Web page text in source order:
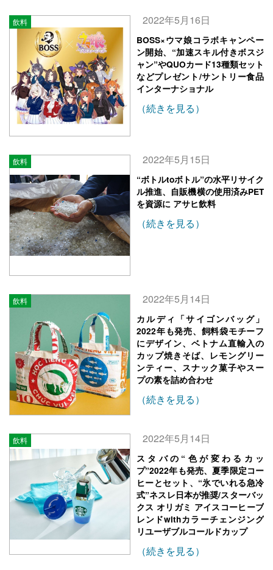
飲料 2022年5月16日
BOSS×ウマ娘コラボキャンペー
ン開始、“加速スキル付きボスジ
ャン”やQUOカード13種類セット
などプレゼント/サントリー食品
インターナショナル
（続きを見る）
飲料 2022年5月15日
“ボトルtoボトル”の水平リサイク
ル推進、自販機横の使用済みPET
を資源に アサヒ飲料
（続きを見る）
飲料 2022年5月14日
カルディ「サイゴンバッグ」
2022年も発売、飼料袋モチーフ
にデザイン、ベトナム直輸入の
カップ焼きそば、レモングリー
ンティー、スナック菓子やスー
プの素を詰め合わせ
（続きを見る）
飲料 2022年5月14日
スタバの“色が変わるカッ
プ”2022年も発売、夏季限定コー
ヒーとセット、“氷でいれる急冷
式”ネスレ日本が推奨/スターバッ
クス オリガミ アイスコーヒーブ
レンドwithカラーチェンジング
リユーザブルコールドカップ
（続きを見る）